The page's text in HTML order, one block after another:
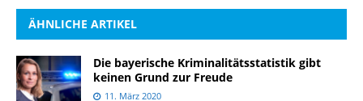
ÄHNLICHE ARTIKEL
Die bayerische Kriminalitätsstatistik gibt
keinen Grund zur Freude
11. März 2020